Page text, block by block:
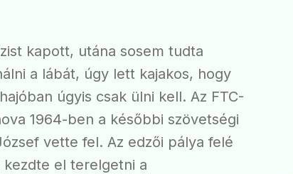
kapott, utána sosem tudta
a lábát, úgy lett kajakos, hogy
úgyis csak ülni kell. Az FTC-
1964-ben a későbbi szövetségi
vette fel. Az edzői pálya felé
kezdte el terelgetni a